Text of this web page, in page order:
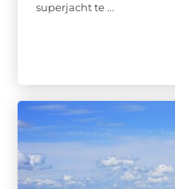
superjacht te ...